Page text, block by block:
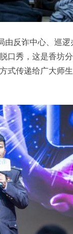
由反诈中心、巡
口秀，这是香坊
式传递给广大师